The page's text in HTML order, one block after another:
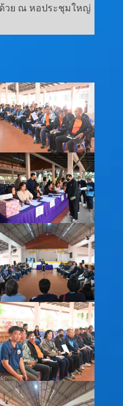
วย ณ หอประชุมใหญ่